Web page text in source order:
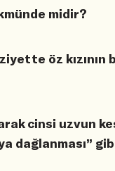
midir?
öz kızının
cinsi uzvun
dağlanması”